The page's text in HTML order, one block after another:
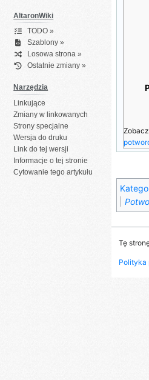
AltaronWiki
TODO »
Szablony »
Losowa strona »
Ostatnie zmiany »
Narzędzia
Linkujące
Zmiany w linkowanych
Strony specjalne
Wersja do druku
Link do tej wersji
Informacje o tej stronie
Cytowanie tego artykułu
Tę
Polityka